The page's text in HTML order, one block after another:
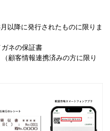
以降に発行されたものに限りま
ガネの保証書
顧客情報連携済みの方に限り